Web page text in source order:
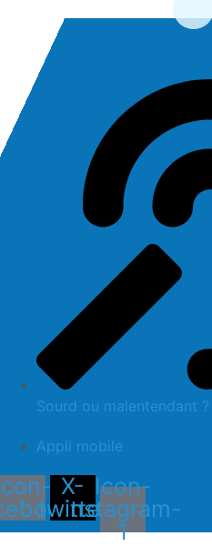
principal
Sourd ou malentendant
Appli mobile
X-
twitter
Icon-
instagram-
1